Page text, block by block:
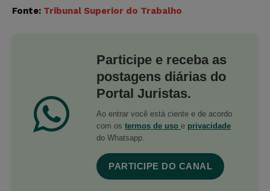
Fonte: Tribunal Superior do Trabalho
Participe e receba as
postagens diárias do
Portal Juristas.
Ao entrar você está ciente e de acordo
com os termos de uso e privacidade
do Whatsapp.
PARTICIPE DO CANAL